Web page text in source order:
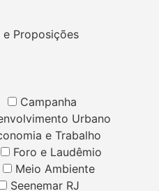
e Proposições
Campanha
Urbano
e Trabalho
Foro e Laudêmio
Meio Ambiente
Seenemar RJ